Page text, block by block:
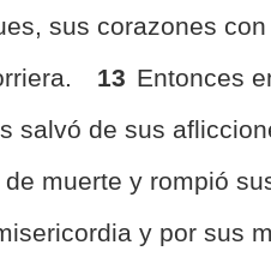
sus corazones
13 Entonces
salvó de sus
muerte y rompió
y por sus